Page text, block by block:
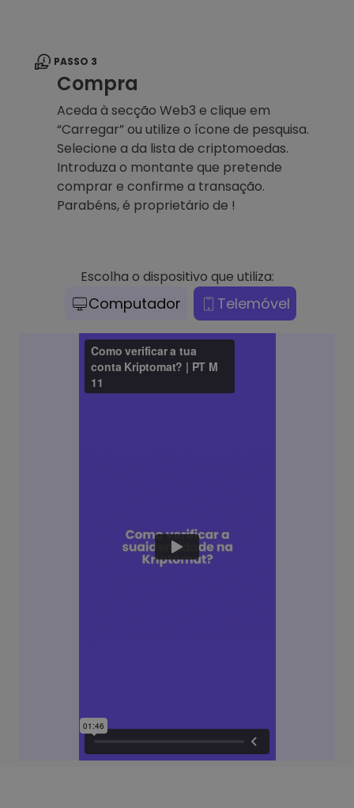
PASSO 3
Compra
Aceda à secção Web3 e clique em
“Carregar” ou utilize o ícone de pesquisa.
Selecione a da lista de criptomoedas.
Introduza o montante que pretende
comprar e confirme a transação.
Parabéns, é proprietário de !
Escolha o dispositivo que utiliza:
Computador Telemóvel